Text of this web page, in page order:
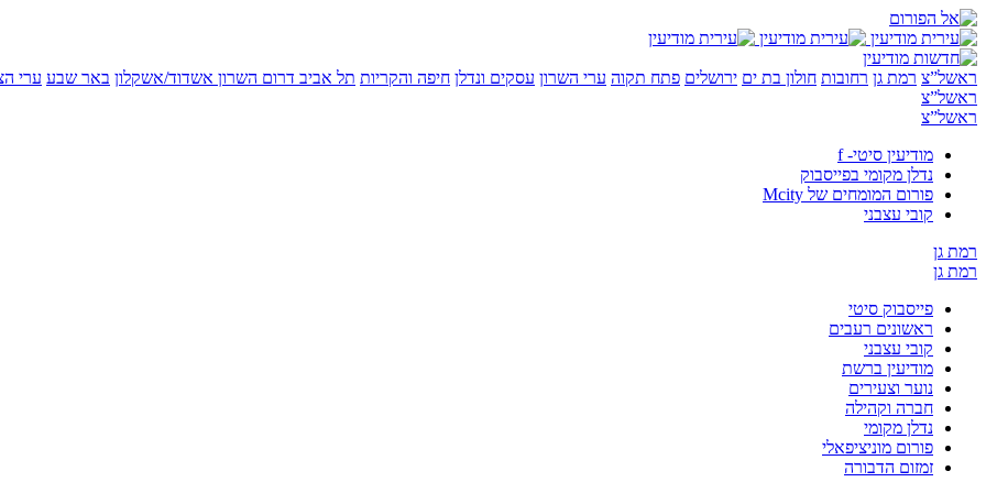
ראשל”צ רמת גן רחובות חולון בת ים ירושלים פתח תקוה ערי השרון עסקים ונדלן חיפה והקריות תל אביב דרום השרון אשדוד/אשקלון באר שבע ערי
ראשל”צ
ראשל”צ
מודיעין סיטי- f
נדלן מקומי בפייסבוק
פורום המומחים של Mcity
קובי עצבני
רמת גן
רמת גן
פייסבוק סיטי
ראשונים רעבים
קובי עצבני
מודיעין ברשת
נוער וצעירים
חברה וקהילה
נדלן מקומי
פורום מוניציפאלי
זמזום הדבורה